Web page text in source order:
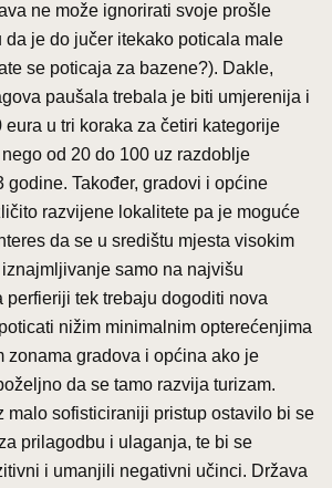
ne može ignorirati svoje prošle
da je do jučer itekako poticala male
se poticaja za bazene?). Dakle,
paušala trebala je biti umjerenija i
eura u tri koraka za četiri kategorije
od 20 do 100 uz razdoblje
godine. Također, gradovi i općine
razvijene lokalitete pa je moguće
da se u središtu mjesta visokim
samo na najvišu
perfieriji tek trebaju dogoditi nova
nižim minimalnim opterećenjima
zonama gradova i općina ako je
da se tamo razvija turizam.
malo sofisticiraniji pristup ostavilo bi se
prilagodbu i ulaganja, te bi se
i umanjili negativni učinci. Država